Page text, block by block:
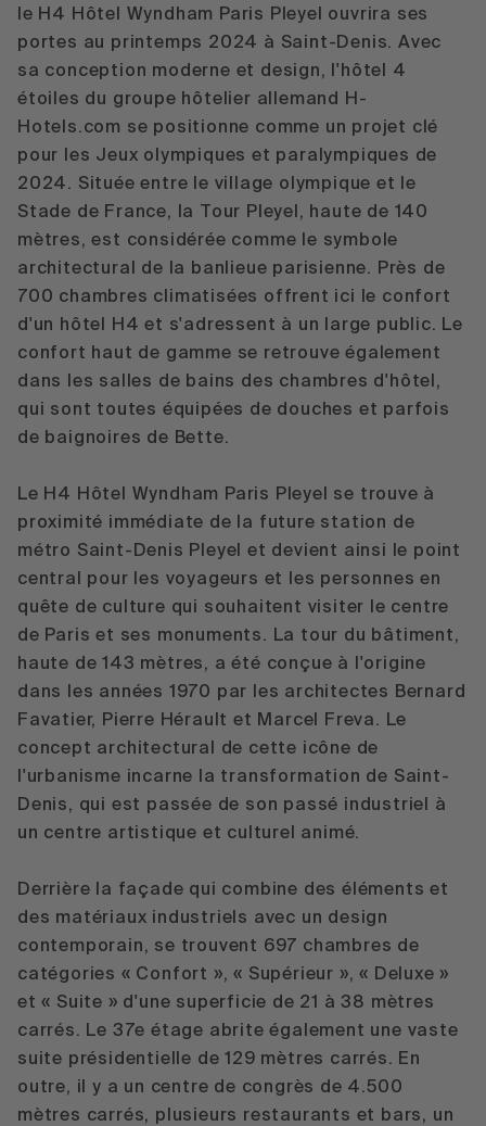
le H4 Hôtel Wyndham Paris Pleyel ouvrira ses
portes au printemps 2024 à Saint-Denis. Avec
sa conception moderne et design, l'hôtel 4
étoiles du groupe hôtelier allemand H-
Hotels.com se positionne comme un projet clé
pour les Jeux olympiques et paralympiques de
2024. Située entre le village olympique et le
Stade de France, la Tour Pleyel, haute de 140
mètres, est considérée comme le symbole
architectural de la banlieue parisienne. Près de
700 chambres climatisées offrent ici le confort
d'un hôtel H4 et s'adressent à un large public. Le
confort haut de gamme se retrouve également
dans les salles de bains des chambres d'hôtel,
qui sont toutes équipées de douches et parfois
de baignoires de Bette.
Le H4 Hôtel Wyndham Paris Pleyel se trouve à
proximité immédiate de la future station de
métro Saint-Denis Pleyel et devient ainsi le point
central pour les voyageurs et les personnes en
quête de culture qui souhaitent visiter le centre
de Paris et ses monuments. La tour du bâtiment,
haute de 143 mètres, a été conçue à l'origine
dans les années 1970 par les architectes Bernard
Favatier, Pierre Hérault et Marcel Freva. Le
concept architectural de cette icône de
l'urbanisme incarne la transformation de Saint-
Denis, qui est passée de son passé industriel à
un centre artistique et culturel animé.
Derrière la façade qui combine des éléments et
des matériaux industriels avec un design
contemporain, se trouvent 697 chambres de
catégories « Confort », « Supérieur », « Deluxe »
et « Suite » d'une superficie de 21 à 38 mètres
carrés. Le 37e étage abrite également une vaste
suite présidentielle de 129 mètres carrés. En
outre, il y a un centre de congrès de 4.500
mètres carrés, plusieurs restaurants et bars, un